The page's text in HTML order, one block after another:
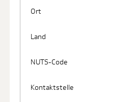
Ort
Land
NUTS-Code
Kontaktstelle